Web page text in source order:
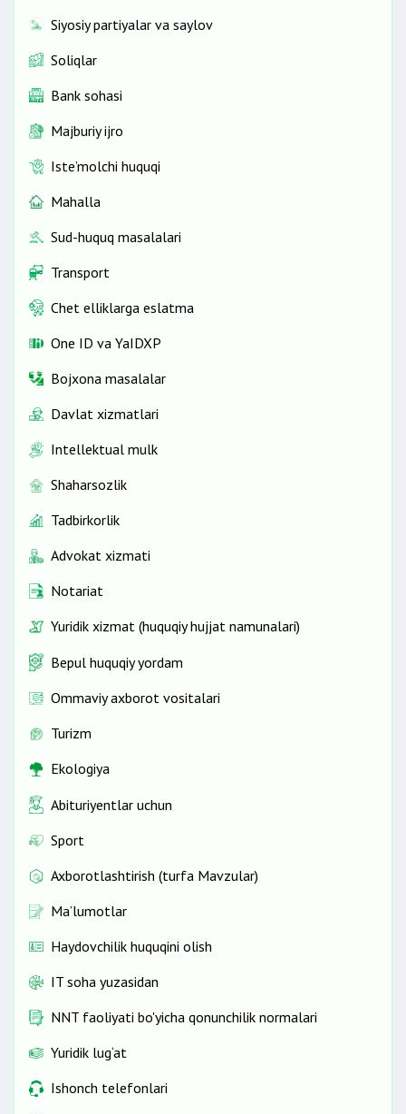
Siyosiy partiyalar va saylov
Soliqlar
Bank sohasi
Majburiy ijro
Iste’molchi huquqi
Mahalla
Sud-huquq masalalari
Transport
Chet elliklarga eslatma
One ID vа YaIDXP
Bojxona masalalar
Davlat xizmatlari
Intellektual mulk
Shaharsozlik
Tadbirkorlik
Advokat xizmati
Notariat
Yuridik xizmat (huquqiy hujjat namunalari)
Bepul huquqiy yordam
Ommaviy axborot vositalari
Turizm
Ekologiya
Abituriyentlar uchun
Sport
Axborotlashtirish (turfa Mavzular)
Ma’lumotlar
Haydovchilik huquqini olish
IT soha yuzasidan
NNT faoliyati bo'yicha qonunchilik normalari
Yuridik lug‘at
Ishonch telefonlari